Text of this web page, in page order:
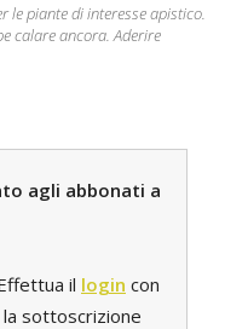
le piante di interesse apistico.
calare ancora. Aderire
agli abbonati a
il login con
sottoscrizione